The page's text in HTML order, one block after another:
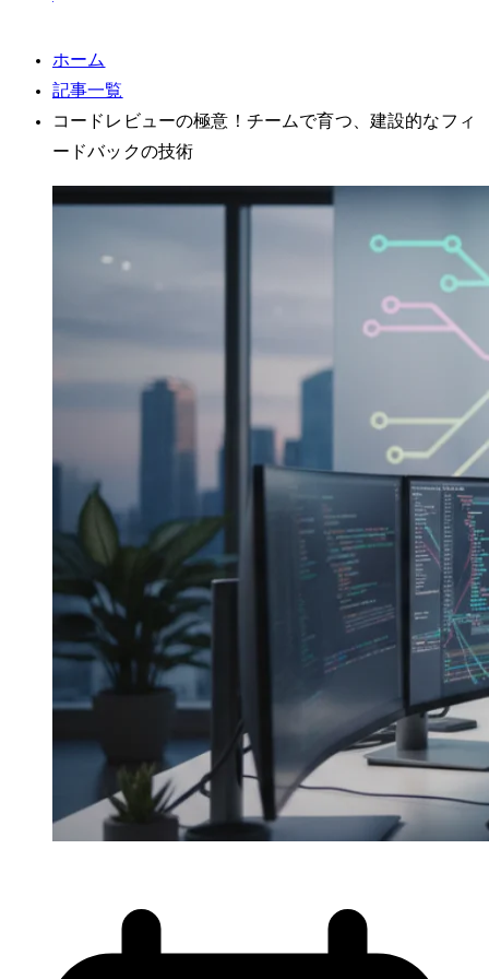
ホーム
記事一覧
コードレビューの極意！チームで育つ、建設的なフィ
ードバックの技術